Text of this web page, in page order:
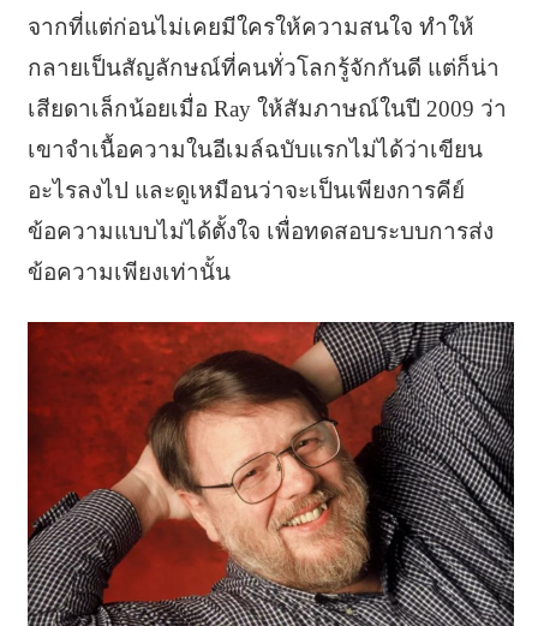
จากที่แต่ก่อนไม่เคยมีใครให้ความสนใจ ทำให้
กลายเป็นสัญลักษณ์ที่คนทั่วโลกรู้จักกันดี แต่ก็น่า
เสียดาเล็กน้อยเมื่อ Ray ให้สัมภาษณ์ในปี 2009 ว่า
เขาจำเนื้อความในอีเมล์ฉบับแรกไม่ได้ว่าเขียน
อะไรลงไป และดูเหมือนว่าจะเป็นเพียงการคีย์
ข้อความแบบไม่ได้ตั้งใจ เพื่อทดสอบระบบการส่ง
ข้อความเพียงเท่านั้น